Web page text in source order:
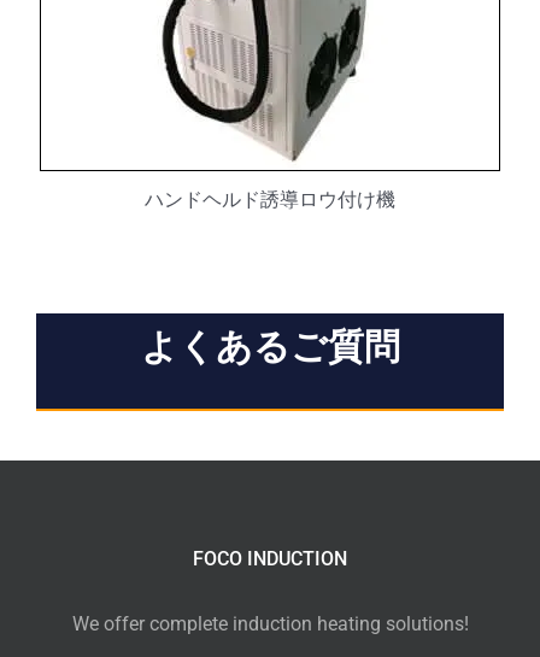
ハンドヘルド誘導ロウ付け機
よくあるご質問
FOCO INDUCTION
We offer complete induction heating solutions!